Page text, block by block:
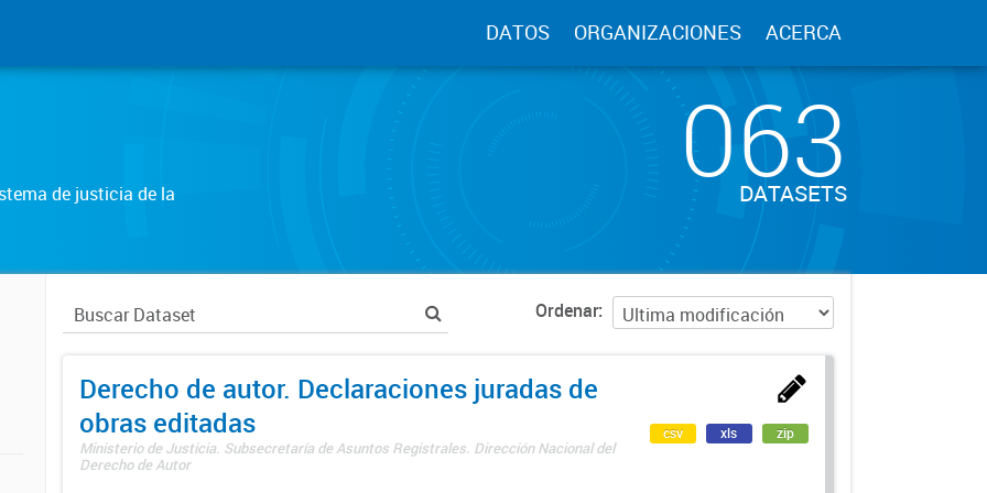
DATOS ORGANIZACIONES ACERCA
de justicia de la 063
DATASETS
Ordenar
Derecho de autor. Declaraciones juradas de
obras editadas
Ministerio de Justicia. Subsecretaría de Asuntos Registrales. Dirección Nacional del
Derecho de Autor
csv xls zip